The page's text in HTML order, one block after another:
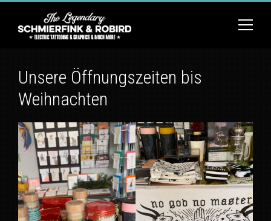
Unsere Öffnungszeiten bis
Weihnachten